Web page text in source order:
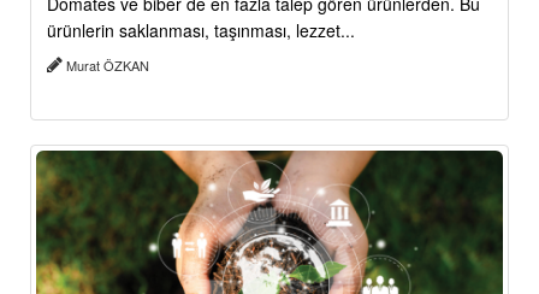
ürünlerin saklanması, taşınması, lezzet...
Murat ÖZKAN